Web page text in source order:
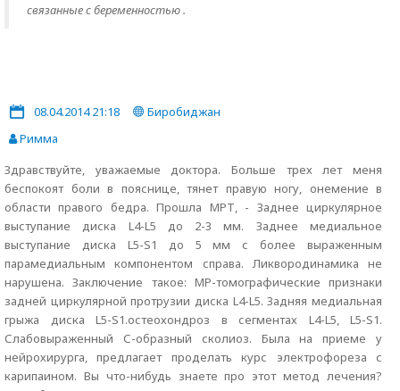
связанные с беременностью .
08.04.2014 21:18
Биробиджан
Римма
Здравствуйте, уважаемые доктора. Больше трех лет меня
беспокоят боли в пояснице, тянет правую ногу, онемение в
области правого бедра. Прошла МРТ, - Заднее циркулярное
выступание диска L4-L5 до 2-3 мм. Заднее медиальное
выступание диска L5-S1 до 5 мм с более выраженным
парамедиальным компонентом справа. Ликвородинамика не
нарушена. Заключение такое: МР-томографические признаки
задней циркулярной протрузии диска L4-L5. Задняя медиальная
грыжа диска L5-S1.остеохондроз в сегментах L4-L5, L5-S1.
Слабовыраженный С-образный сколиоз. Была на приеме у
нейрохирурга, предлагает проделать курс электрофореза с
карипаином. Вы что-нибудь знаете про этот метод лечения?